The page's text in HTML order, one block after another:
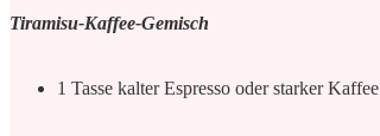
Tiramisu-Kaffee-Gemisch
1 Tasse kalter Espresso oder starker Kaffee